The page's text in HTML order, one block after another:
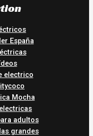
España
electrico
Mocha
adultos
grandes